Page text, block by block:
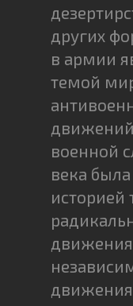
других
в армии
темой
военной
века была
историей
движения
движения